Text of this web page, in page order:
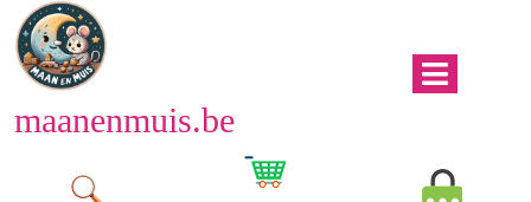
Naar
de
inhoud
maanenmuis.be
Winkelwagen